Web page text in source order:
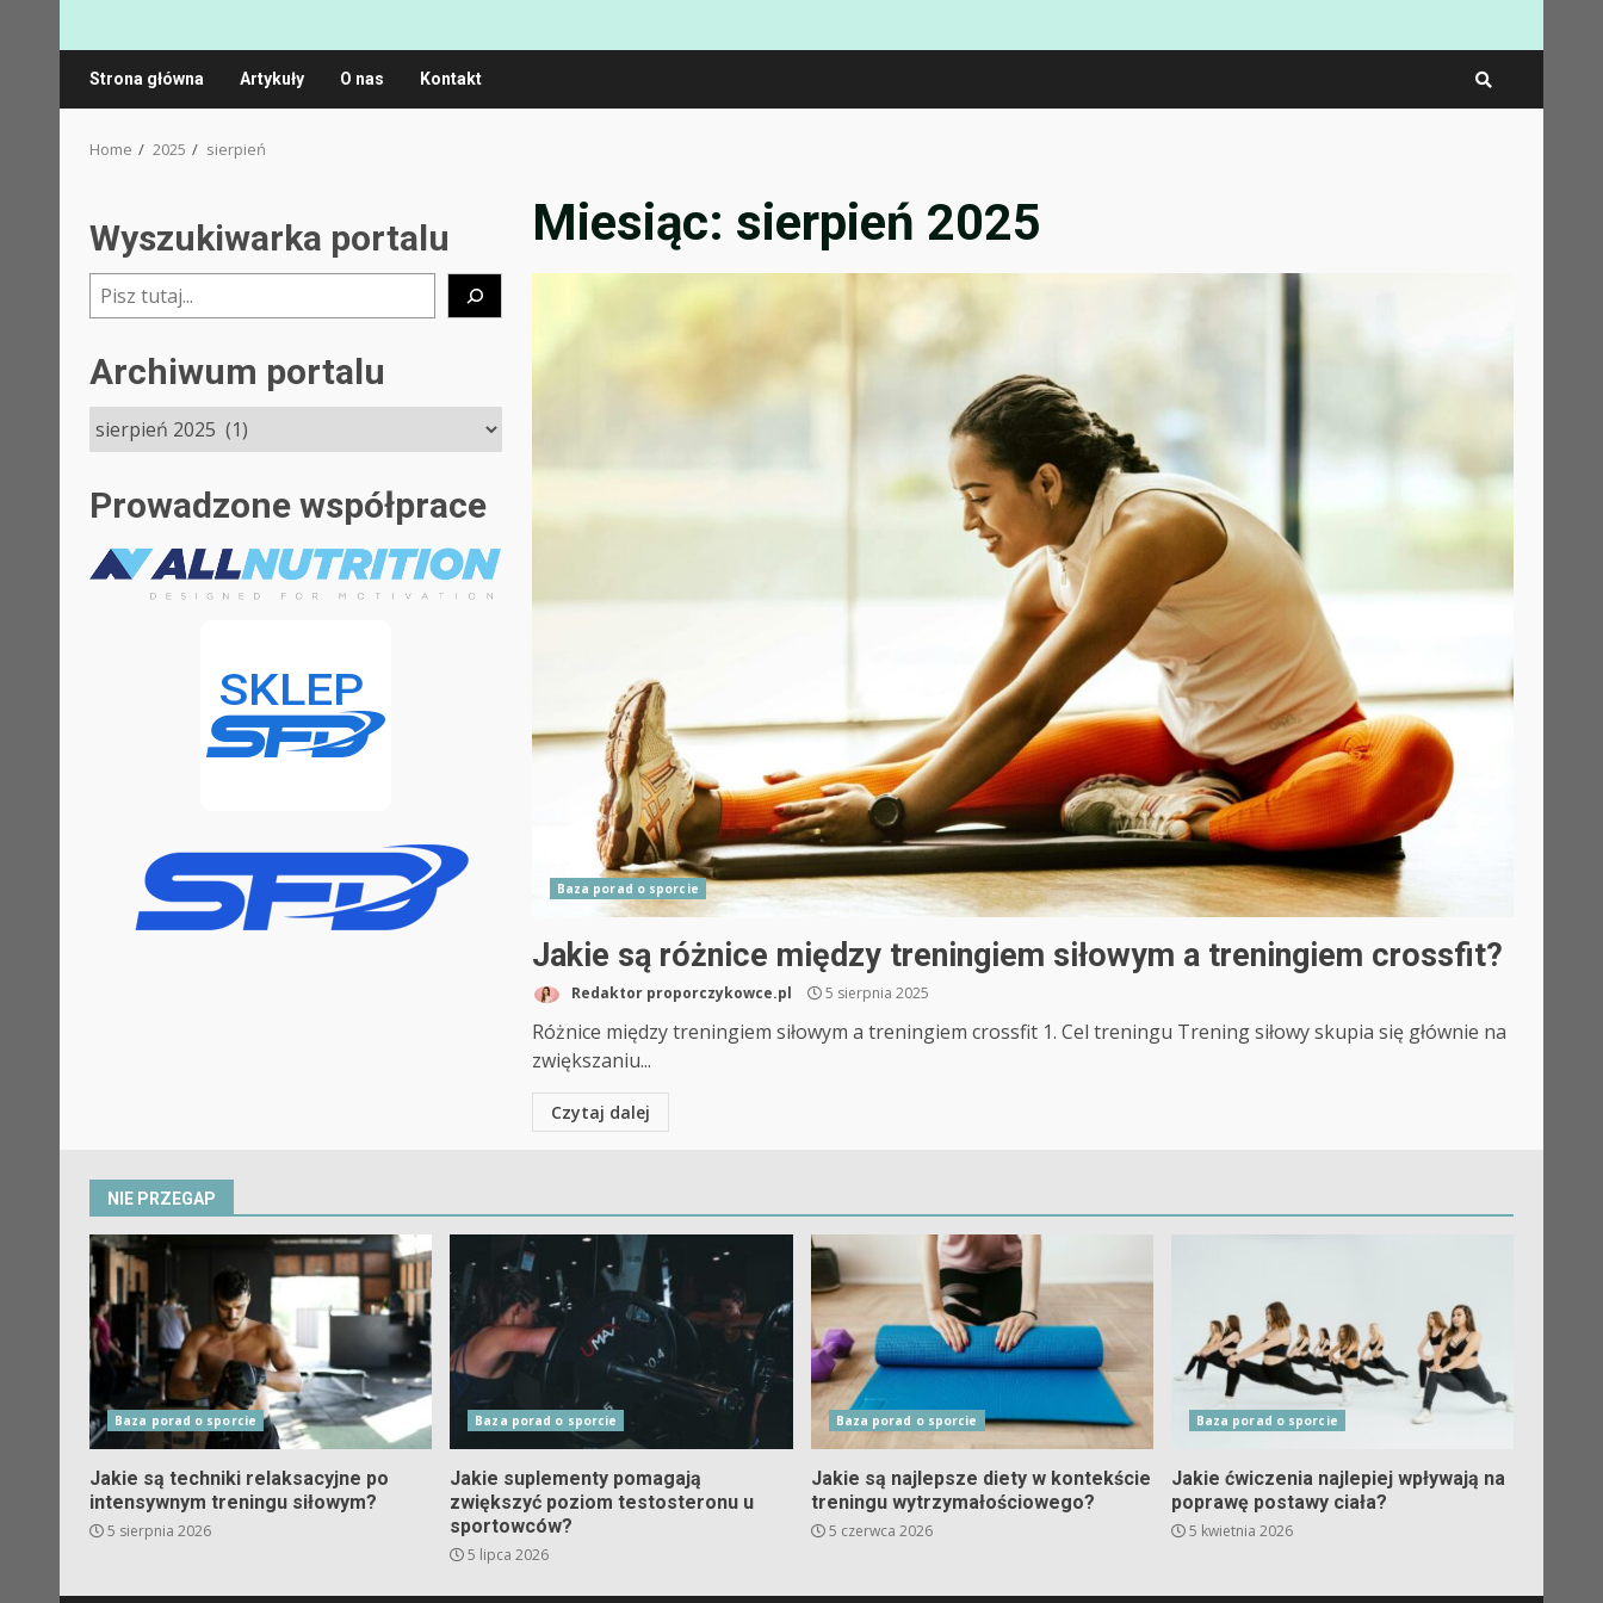
Strona główna Artykuły O nas Kontakt
Home 2025 sierpień
Miesiąc: sierpień 2025
Baza porad o sporcie
Jakie są różnice między treningiem siłowym a treningiem crossfit?
Redaktor proporczykowce.pl 5 sierpnia 2025
Różnice między treningiem siłowym a treningiem crossfit 1. Cel treningu Trening siłowy skupia się głównie na
zwiększaniu...
Czytaj dalej
Wyszukiwarka portalu
Szukaj
Archiwum portalu
Prowadzone współprace
NIE PRZEGAP
Baza porad o sporcie
Jakie są techniki relaksacyjne po
intensywnym treningu siłowym?
5 sierpnia 2026
Baza porad o sporcie
Jakie suplementy pomagają
zwiększyć poziom testosteronu u
sportowców?
5 lipca 2026
Baza porad o sporcie
Jakie są najlepsze diety w kontekście
treningu wytrzymałościowego?
5 czerwca 2026
Baza porad o sporcie
Jakie ćwiczenia najlepiej wpływają na
poprawę postawy ciała?
5 kwietnia 2026